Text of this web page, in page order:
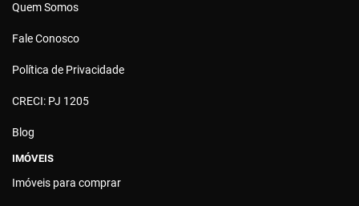
Quem Somos
Fale Conosco
Política de Privacidade
CRECI: PJ 1205
Blog
IMÓVEIS
Imóveis para comprar